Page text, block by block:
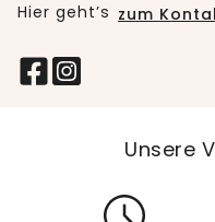
Hier geht’s zum
Unsere